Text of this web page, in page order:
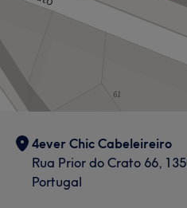
4ever Chic Cabeleireiro
Rua Prior do Crato 66,
Portugal